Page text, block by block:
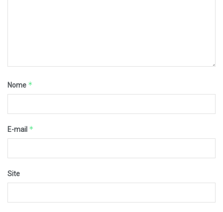
Nome *
E-mail *
Site